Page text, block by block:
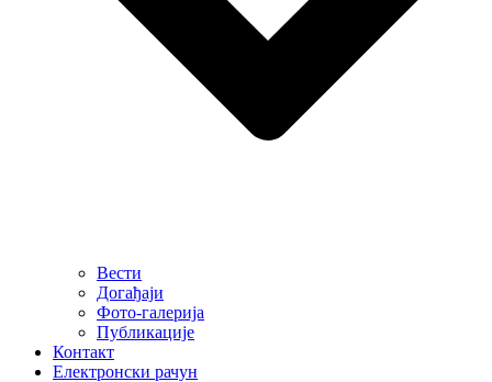
Вести
Догађаји
Фото-галерија
Публикације
Контакт
Електронски рачун